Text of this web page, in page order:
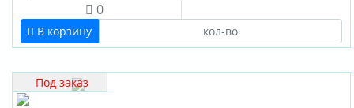
Clima
Производитель
Китай
Тайланд
0
В корзину
Под заказ